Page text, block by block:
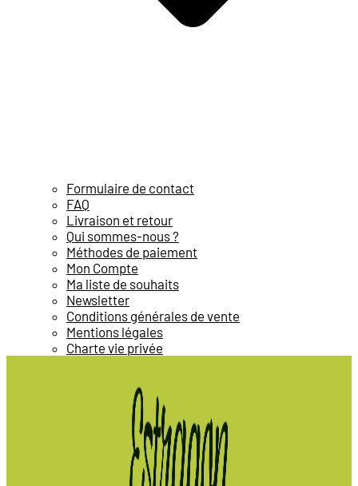
Formulaire de contact
FAQ
Livraison et retour
Qui sommes-nous ?
Méthodes de paiement
Mon Compte
Ma liste de souhaits
Newsletter
Conditions générales de vente
Mentions légales
Charte vie privée